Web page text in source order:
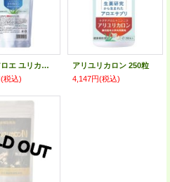
キダチアロエ ユリカロン 1100粒
(税込)
アリユリカロン 250粒
4,147円(税込)